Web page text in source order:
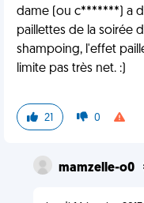
dame (ou c*******) a
paillettes de la soirée
shampoing, l'effet
limite pas très net. :)
21 0
mamzelle-o0